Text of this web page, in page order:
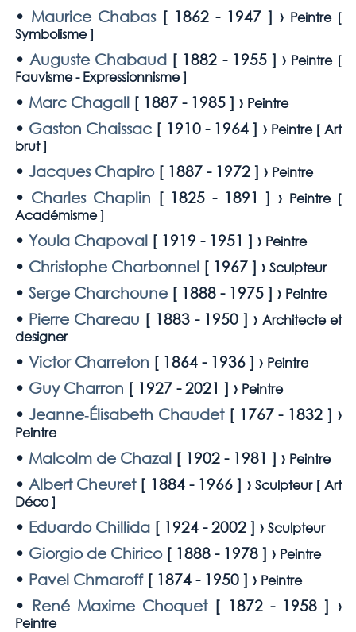
• Maurice Chabas[ 1862 - 1947] › Peintre [
Symbolisme]
• Auguste Chabaud[ 1882 - 1955] › Peintre [
Fauvisme - Expressionnisme]
• Marc Chagall[ 1887 - 1985] › Peintre
• Gaston Chaissac [ 1910 - 1964 ] › Peintre [ Art
brut]
• Jacques Chapiro[ 1887 - 1972] › Peintre
• Charles Chaplin [ 1825 - 1891 ] › Peintre [
Académisme]
• Youla Chapoval[ 1919 - 1951 ] › Peintre
• Christophe Charbonnel[ 1967] › Sculpteur
• Serge Charchoune[ 1888 - 1975] › Peintre
• Pierre Chareau [ 1883 - 1950 ] › Architecte et
designer
• Victor Charreton [ 1864 - 1936] › Peintre
• Guy Charron [ 1927 - 2021 ] › Peintre
•Jeanne‑Élisabeth Chaudet[ 1767 - 1832 ] ›
Peintre
• Malcolm de Chazal[ 1902 - 1981 ] › Peintre
• Albert Cheuret[ 1884 - 1966 ] › Sculpteur [ Art
Déco]
• Eduardo Chillida[ 1924 - 2002] › Sculpteur
• Giorgio de Chirico[ 1888 - 1978] › Peintre
• Pavel Chmaroff[ 1874 - 1950] › Peintre
• René Maxime Choquet[ 1872 - 1958 ] ›
Peintre